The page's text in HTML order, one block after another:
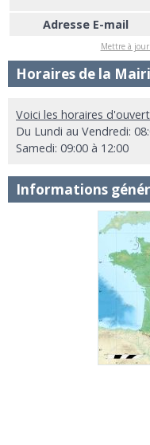
Adresse E-mail
Mettre à
Horaires de la
Voici les horaires
Du Lundi au Vendredi:
Samedi: 09:00 à 12:00
Informations